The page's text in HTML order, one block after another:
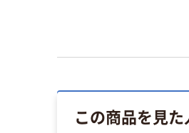
この商品を見